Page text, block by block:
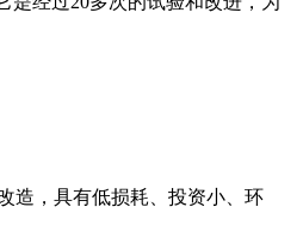
造，具有低损耗、投资小、环